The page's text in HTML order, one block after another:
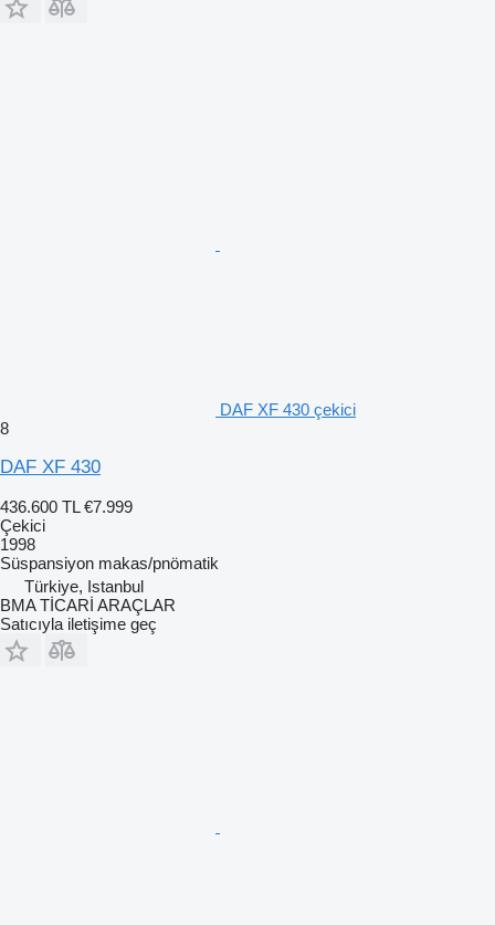
DAF XF 430 çekici
8
DAF XF 430
436.600 TL €7.999
Çekici
1998
Süspansiyon makas/pnömatik
Türkiye, Istanbul
BMA TİCARİ ARAÇLAR
Satıcıyla iletişime geç